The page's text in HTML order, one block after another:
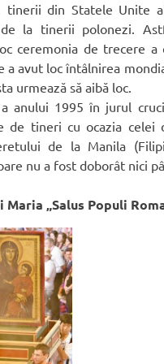
tinerii din Statele Unite
de la tinerii polonezi.
ceremonia de trecere a
a avut loc întâlnirea
urmează să aibă loc.
anului 1995 în jurul
de tineri cu ocazia celei
de la Manila
nu a fost doborât nici
Maria „Salus Populi